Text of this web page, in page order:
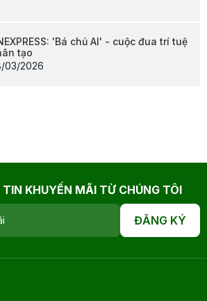
'Bá chủ AI' - cuộc đua trí tuệ
tạo
03/2026
KHUYẾN MÃI TỪ CHÚNG TÔI
ĐĂNG KÝ